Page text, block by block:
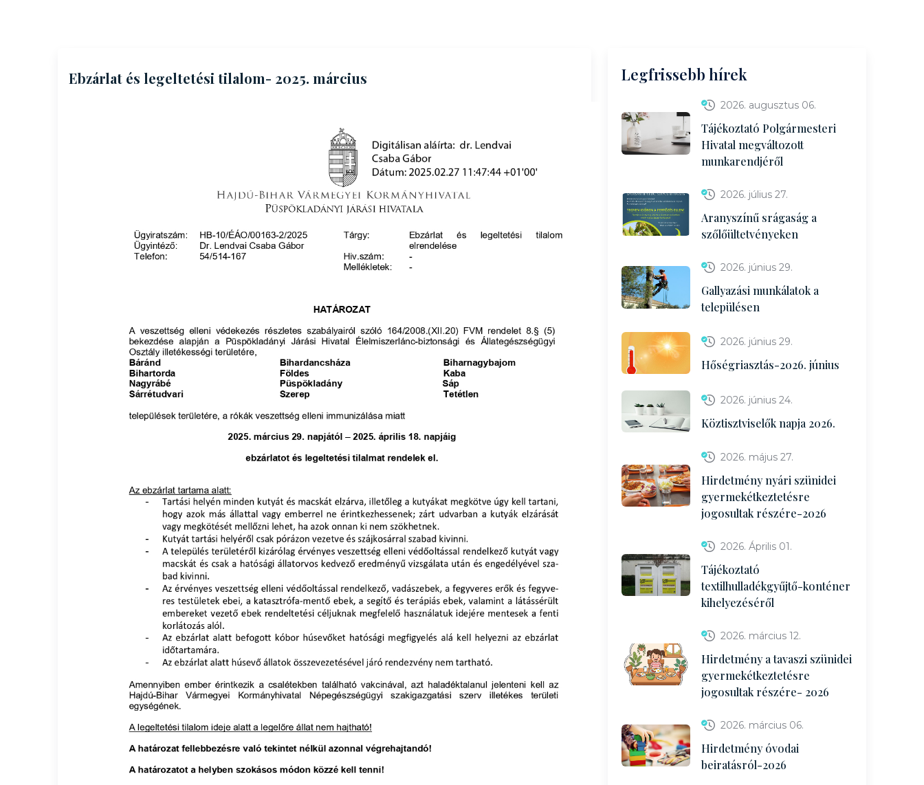
Ebzárlat és legeltetési tilalom- 2025. március Legfrissebb hírek
2026. augusztus 06.
Tájékoztató Polgármesteri
Hivatal megváltozott
munkarendjéről
2026. július 27.
Aranyszínű srágaság a
szőlőültetvényeken
2026. június 29.
Gallyazási munkálatok a
településen
2026. június 29.
Hőségriasztás-2026. június
2026. június 24.
Köztisztviselők napja 2026.
2026. május 27.
Hirdetmény nyári szünidei
gyermekétkeztetésre
jogosultak részére-2026
2026. Április 01.
Tájékoztató
textilhulladékgyűjtő-konténer
kihelyezéséről
2026. március 12.
Hirdetmény a tavaszi szünidei
gyermekétkeztetésre
jogosultak részére- 2026
2026. március 06.
Hirdetmény óvodai
beiratásról-2026